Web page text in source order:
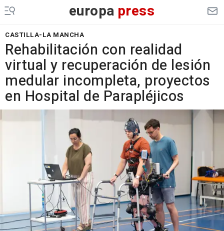
europa press
CASTILLA-LA MANCHA
Rehabilitación con realidad
virtual y recuperación de lesión
medular incompleta, proyectos
en Hospital de Parapléjicos